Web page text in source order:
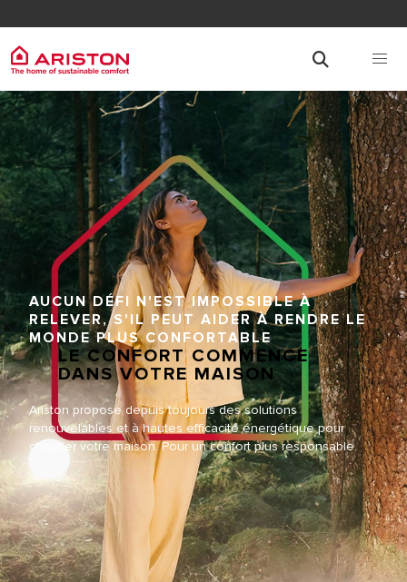
AUCUN DÉFI N'EST IMPOSSIBLE À
RELEVER, S'IL PEUT AIDER À RENDRE LE
MONDE PLUS CONFORTABLE
LE CONFORT COMMENCE
DANS VOTRE MAISON
Ariston propose depuis toujours des solutions
renouvelables et à hautes efficacité énergétique pour
chauffer votre maison. Pour un confort plus responsable.